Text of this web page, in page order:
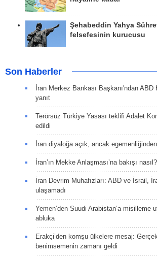
Şehabeddin Yahya
felsefesinin kurucusu
Son Haberler
İran Merkez Bankası Başkanı'ndan ABD
yanıt
Terörsüz Türkiye Yasası teklifi Adalet
edildi
İran diyaloğa açık, ancak
İran’ın Mekke Anlaşması’na bakışı
İran Devrim Muhafızları: ABD ve İsrail,
ulaşamadı
Yemen’den Suudi Arabistan’a misilleme
abluka
Erakçi’den komşu ülkelere mesaj:
benimsemenin zamanı geldi